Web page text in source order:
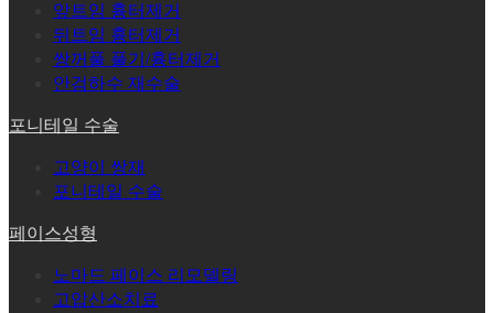
앞트임 흉터제거
뒤트임 흉터제거
쌍꺼풀 풀기/흉터제거
안검하수 재수술
포니테일 수술
고양이 쌍재
포니테일 수술
페이스성형
노마드 페이스 리모델링
고압산소치료